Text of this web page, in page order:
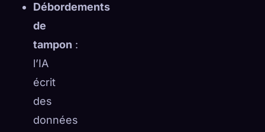
Débordements
de
tampon :
l’IA
écrit
des
données